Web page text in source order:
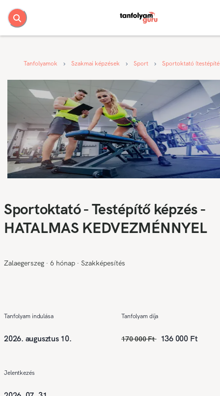
Tanfolyamok Szakmai képzések Sport Sportoktató
Sportoktató - Testépítő képzés -
HATALMAS KEDVEZMÉNNYEL
Zalaegerszeg ∙ 6 hónap ∙ Szakképesítés
Tanfolyam indulása
2026. augusztus 10.
Tanfolyam díja
170 000 Ft 136 000 Ft
Jelentkezés